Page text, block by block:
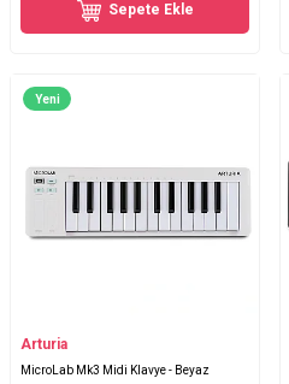
Sepete Ekle
Yeni
Arturia
MicroLab Mk3 Midi Klavye - Beyaz